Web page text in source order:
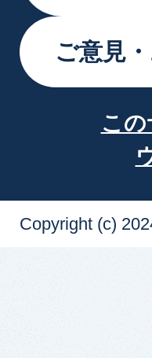
ご意見
こ
Copyright (c)